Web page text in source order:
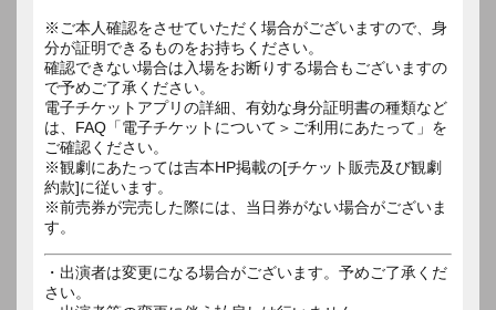
※ご本人確認をさせていただく場合がございますので、身
分が証明できるものをお持ちください。
確認できない場合は入場をお断りする場合もございますの
で予めご了承ください。
電子チケットアプリの詳細、有効な身分証明書の種類など
は、FAQ「電子チケットについて＞ご利用にあたって」を
ご確認ください。
※観劇にあたっては吉本HP掲載の[チケット販売及び観劇
約款]に従います。
※前売券が完売した際には、当日券がない場合がございま
す。
・出演者は変更になる場合がございます。予めご了承くだ
さい。